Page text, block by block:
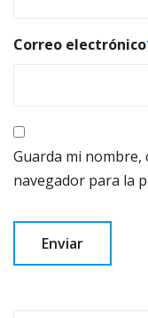
Correo electrónico
Guarda mi nombre,
navegador para la